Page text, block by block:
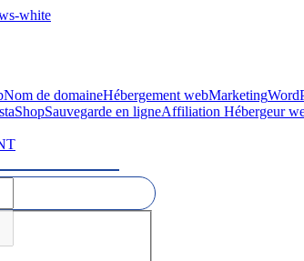
Nom de domaineHébergement webMarketing
Sauvegarde en ligneAffiliation Hébergeur